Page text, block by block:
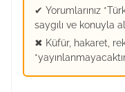
✔ Yorumlarınız
saygılı ve konuyla
✖ Küfür, hakaret,